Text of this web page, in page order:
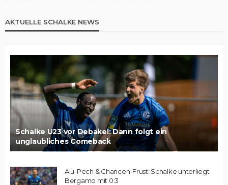
AKTUELLE SCHALKE NEWS
Schalke U23 vor Debakel: Dann folgt ein
unglaubliches Comeback
Alu-Pech & Chancen-Frust: Schalke unterliegt
Bergamo mit 0:3